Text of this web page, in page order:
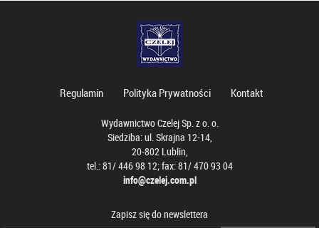
Regulamin Polityka Prywatności Kontakt
Wydawnictwo Czelej Sp. z o. o.
Siedziba: ul. Skrajna 12-14,
20-802 Lublin,
tel.: 81/ 446 98 12; fax: 81/ 470 93 04
info@czelej.com.pl
Zapisz się do newslettera